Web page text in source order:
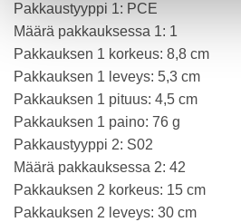
Pakkaustyyppi 1: PCE
Määrä pakkauksessa 1: 1
Pakkauksen 1 korkeus: 8,8 cm
Pakkauksen 1 leveys: 5,3 cm
Pakkauksen 1 pituus: 4,5 cm
Pakkauksen 1 paino: 76 g
Pakkaustyyppi 2: S02
Määrä pakkauksessa 2: 42
Pakkauksen 2 korkeus: 15 cm
Pakkauksen 2 leveys: 30 cm